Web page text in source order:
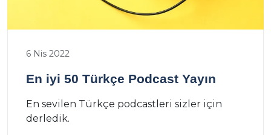
6 Nis 2022
En iyi 50 Türkçe Podcast Yayın
En sevilen Türkçe podcastleri sizler için
derledik.